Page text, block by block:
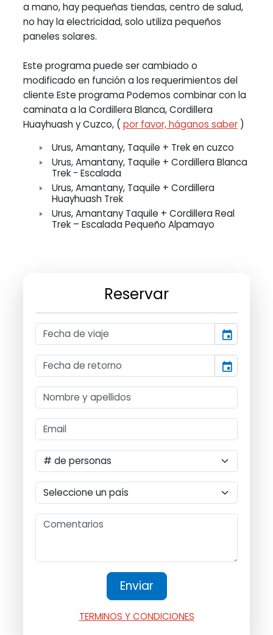
a mano, hay pequeñas tiendas, centro de salud,
no hay la electricidad, solo utiliza pequeños
paneles solares.
Este programa puede ser cambiado o
modificado en función a los requerimientos del
cliente Este programa Podemos combinar con la
caminata a la Cordillera Blanca, Cordillera
Huayhuash y Cuzco, ( por favor, háganos saber )
Urus, Amantany, Taquile + Trek en cuzco
Urus, Amantany, Taquile + Cordillera Blanca
Trek - Escalada
Urus, Amantany, Taquile + Cordillera
Huayhuash Trek
Urus, Amantany Taquile + Cordillera Real
Trek – Escalada Pequeño Alpamayo
Reservar
event
event
TERMINOS Y CONDICIONES